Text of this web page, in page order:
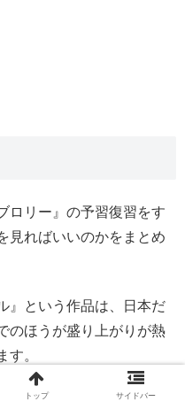
ロリー』の予習復習をす
見ればいいのかをまとめ
』という作品は、日本だ
のほうが盛り上がりが熱
す。
記念すべき「20作品目」
トップ サイドバー